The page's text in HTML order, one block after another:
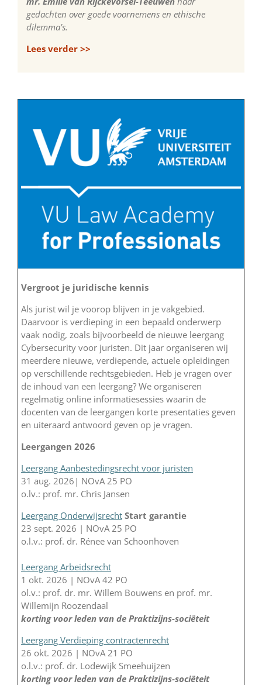
gedachten over goede voornemens en ethische
dilemma’s.
Lees verder >>
Vergroot je juridische kennis
Als jurist wil je voorop blijven in je vakgebied.
Daarvoor is verdieping in een bepaald onderwerp
vaak nodig, zoals bijvoorbeeld de nieuwe leergang
Cybersecurity voor juristen. Dit jaar organiseren wij
meerdere nieuwe, verdiepende, actuele opleidingen
op verschillende rechtsgebieden. Heb je vragen over
de inhoud van een leergang? We organiseren
regelmatig online informatiesessies waarin de
docenten van de leergangen korte presentaties geven
en uiteraard antwoord geven op je vragen.
Leergangen 2026
Leergang Aanbestedingsrecht voor juristen
31 aug. 2026| NOvA 25 PO
o.lv.: prof. mr. Chris Jansen
Leergang Onderwijsrecht Start garantie
23 sept. 2026 | NOvA 25 PO
o.l.v.: prof. dr. Rénee van Schoonhoven
Leergang Arbeidsrecht
1 okt. 2026 | NOvA 42 PO
ol.v.: prof. dr. mr. Willem Bouwens en prof. mr.
Willemijn Roozendaal
korting voor leden van de Praktizijns-sociëteit
Leergang Verdieping contractenrecht
26 okt. 2026 | NOvA 21 PO
o.l.v.: prof. dr. Lodewijk Smeehuijzen
korting voor leden van de Praktizijns-sociëteit